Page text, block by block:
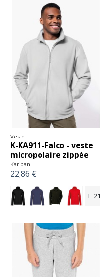
Veste
K-KA911-Falco - veste
micropolaire zippée
Kariban
22,86 €
+ 21